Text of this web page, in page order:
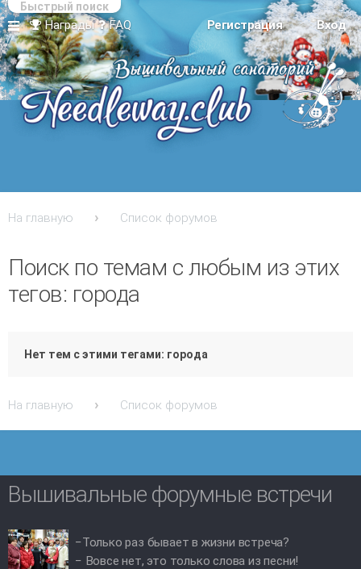
Ссылки
Награды FAQ Вход
Регистрация
На главную Список форумов
Быстрый поиск
Поиск по темам с любым из этих
тегов: города
Нет тем с этими тегами: города
На главную Список форумов
Вышивальные форумные встречи
−Только раз бывает в жизни встреча?
− Вовсе нет, это только слова из песни!